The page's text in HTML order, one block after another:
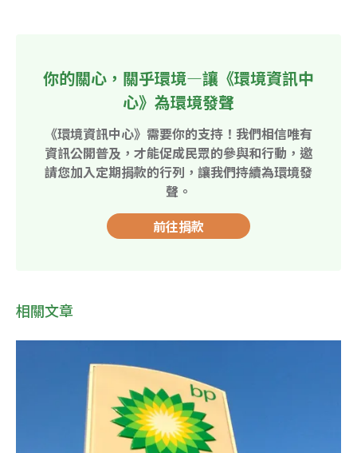
你的關心，關乎環境—讓《環境資訊中
心》為環境發聲
《環境資訊中心》需要你的支持！我們相信唯有
資訊公開普及，才能促成民眾的參與和行動，邀
請您加入定期捐款的行列，讓我們持續為環境發
聲。
前往捐款
相關文章